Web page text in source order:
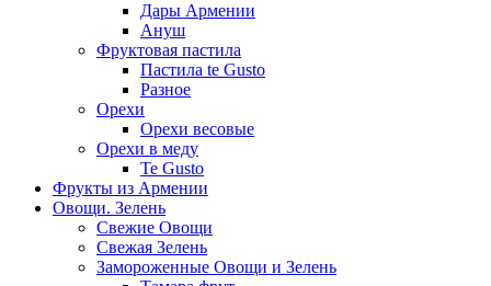
Дары Армении
Ануш
Фруктовая пастила
Пастила te Gusto
Разное
Орехи
Орехи весовые
Орехи в меду
Te Gusto
Фрукты из Армении
Овощи. Зелень
Свежие Овощи
Свежая Зелень
Замороженные Овощи и Зелень